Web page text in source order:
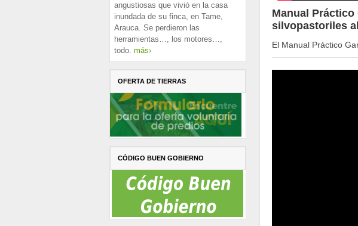
angustiosas que vivió en la casa
inundada de su finca, en Tame,
Arauca. Se perdieron las
herramientas…, los motores…,
todo. más›
OFERTA DE TIERRAS
CÓDIGO BUEN GOBIERNO
Manual Práctico
silvopastoriles
El Manual Práctico